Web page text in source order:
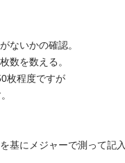
ないかの確認。
数を数える。
枚程度ですが
基にメジャーで測って記入